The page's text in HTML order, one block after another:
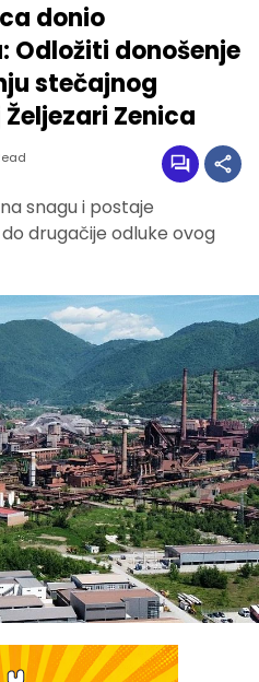
donio
Odložiti donošenje
stečajnog
Zenica
snagu i postaje
drugačije odluke ovog